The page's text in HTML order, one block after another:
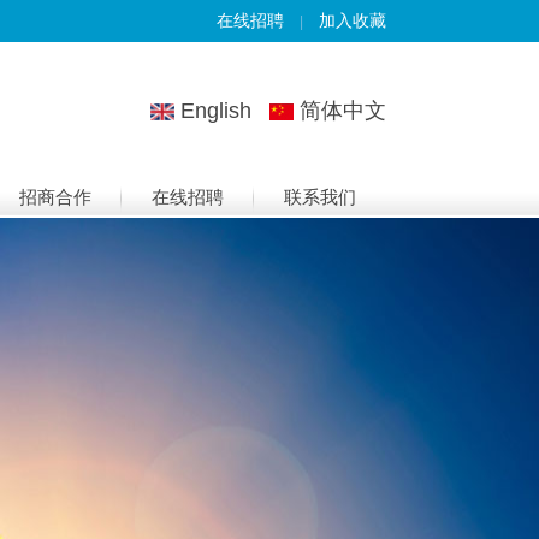
在线招聘 加入收藏
English 简体中文
招商合作 在线招聘 联系我们